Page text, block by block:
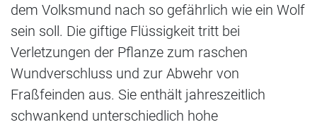
dem Volksmund nach so gefährlich wie ein Wolf
sein soll. Die giftige Flüssigkeit tritt bei
Verletzungen der Pflanze zum raschen
Wundverschluss und zur Abwehr von
Fraßfeinden aus. Sie enthält jahreszeitlich
schwankend unterschiedlich hohe